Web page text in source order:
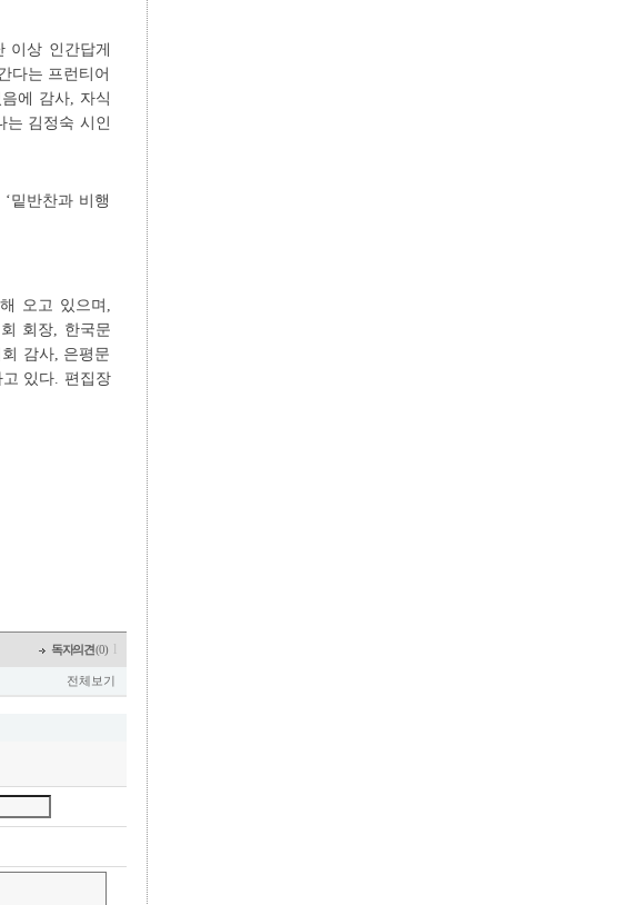
이상 인간답게
다는 프런티어
에 감사, 자식
는 김정숙 시인
밑반찬과 비행
오고 있으며,
회장, 한국문
감사, 은평문
있다. 편집장
독자의견(0)
전체보기